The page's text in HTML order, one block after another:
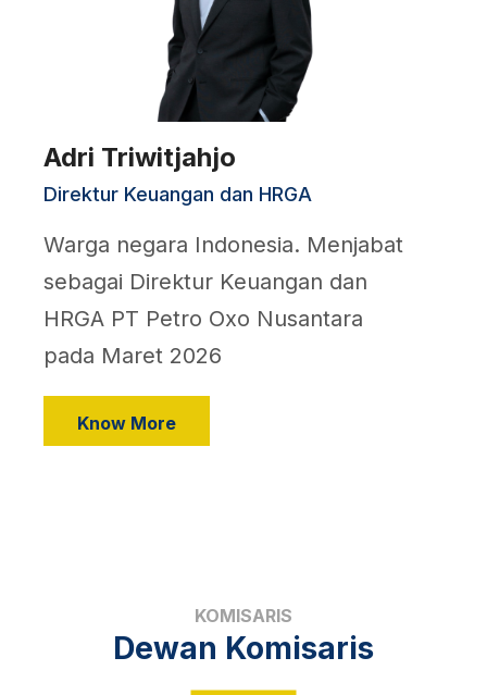
Adri Triwitjahjo
Direktur Keuangan dan HRGA
Warga negara Indonesia. Menjabat
sebagai Direktur Keuangan dan
HRGA PT Petro Oxo Nusantara
pada Maret 2026
Know More
KOMISARIS
Dewan Komisaris